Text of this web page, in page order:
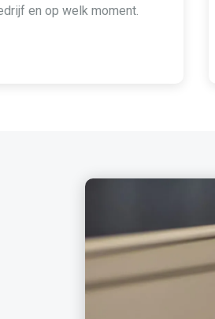
en op welk moment.